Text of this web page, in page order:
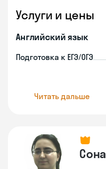
Услуги и цены
Английский язык
Подготовка к ЕГЭ/ОГЭ
Читать дальше
Сона